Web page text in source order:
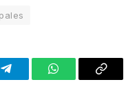
TelegramWhatsAppCopy